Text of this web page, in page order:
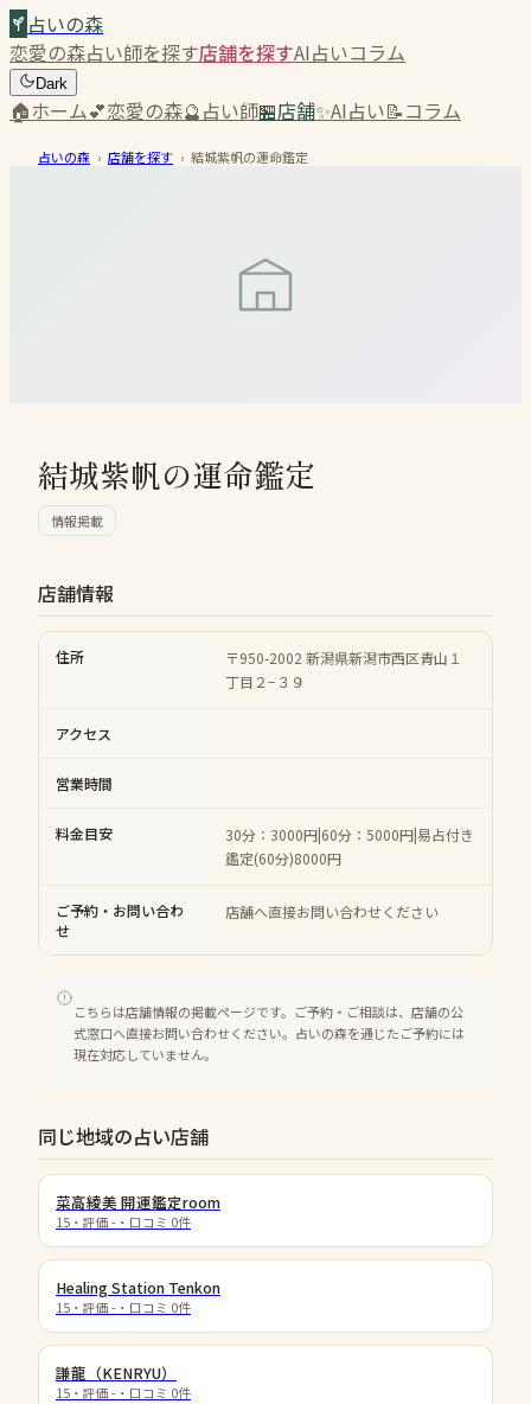
占いの森
恋愛の森占い師を探す店舗を探すAI占いコラム
Dark
🏠ホーム💕恋愛の森🔮占い師🏪店舗✨AI占い📝コラム
占いの森 › 店舗を探す › 結城紫帆の運命鑑定
結城紫帆の運命鑑定
情報掲載
店舗情報
住所
〒950-2002 新潟県新潟市西区青山１
丁目２−３９
アクセス
営業時間
料金目安
30分：3000円|60分：5000円|易占付き
鑑定(60分)8000円
ご予約・お問い合わ
せ
店舗へ直接お問い合わせください
こちらは店舗情報の掲載ページです。ご予約・ご相談は、店舗の公
式窓口へ直接お問い合わせください。占いの森を通じたご予約には
現在対応していません。
同じ地域の占い店舗
菜高綾美 開運鑑定room
15 ・評価 - ・口コミ 0件
Healing Station Tenkon
15 ・評価 - ・口コミ 0件
謙龍（KENRYU）
15 ・評価 - ・口コミ 0件